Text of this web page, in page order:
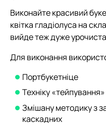
Виконайте красивий
квітка гладіолуса на
вийде теж дуже
Для виконання
Портбукетніце
Техніку «тейпування»
Змішану методику з
каскадних